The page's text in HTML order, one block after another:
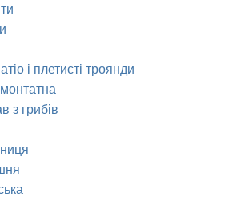
і плетисті троянди
з грибів